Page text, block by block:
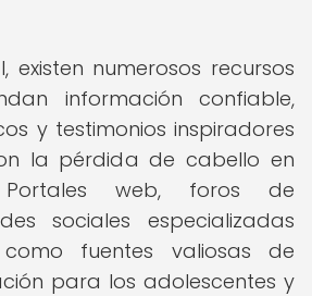
existen numerosos recursos
información confiable,
y testimonios inspiradores
la pérdida de cabello en
Portales web, foros de
sociales especializadas
fuentes valiosas de
para los adolescentes y